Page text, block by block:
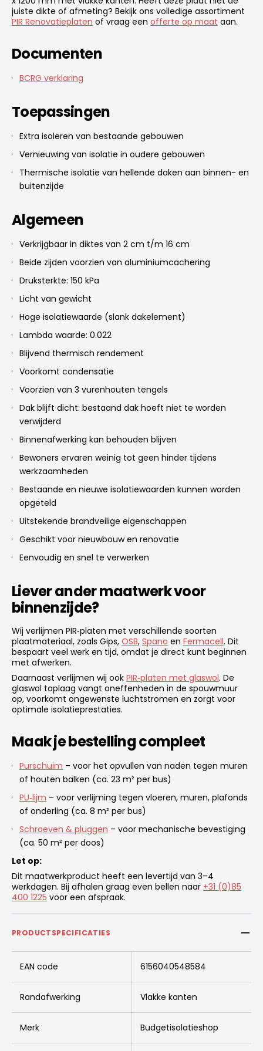
juiste dikte of afmeting? Bekijk ons volledige assortiment
PIR Renovatieplaten of vraag een offerte op maat aan.
Documenten
BCRG verklaring
Toepassingen
Extra isoleren van bestaande gebouwen
Vernieuwing van isolatie in oudere gebouwen
Thermische isolatie van hellende daken aan binnen- en
buitenzijde
Algemeen
Verkrijgbaar in diktes van 2 cm t/m 16 cm
Beide zijden voorzien van aluminiumcachering
Druksterkte: 150 kPa
Licht van gewicht
Hoge isolatiewaarde (slank dakelement)
Lambda waarde: 0.022
Blijvend thermisch rendement
Voorkomt condensatie
Voorzien van 3 vurenhouten tengels
Dak blijft dicht: bestaand dak hoeft niet te worden
verwijderd
Binnenafwerking kan behouden blijven
Bewoners ervaren weinig tot geen hinder tijdens
werkzaamheden
Bestaande en nieuwe isolatiewaarden kunnen worden
opgeteld
Uitstekende brandveilige eigenschappen
Geschikt voor nieuwbouw en renovatie
Eenvoudig en snel te verwerken
Liever ander maatwerk voor
binnenzijde?
Wij verlijmen PIR‑platen met verschillende soorten
plaatmateriaal, zoals Gips, OSB, Spano en Fermacell. Dit
bespaart veel werk en tijd, omdat je direct kunt beginnen
met afwerken.
Daarnaast verlijmen wij ook PIR‑platen met glaswol. De
glaswol toplaag vangt oneffenheden in de spouwmuur
op, voorkomt ongewenste luchtstromen en zorgt voor
optimale isolatieprestaties.
Maak je bestelling compleet
Purschuim – voor het opvullen van naden tegen muren
of houten balken (ca. 23 m² per bus)
PU‑lijm – voor verlijming tegen vloeren, muren, plafonds
of onderling (ca. 8 m² per bus)
Schroeven & pluggen – voor mechanische bevestiging
(ca. 50 m² per doos)
Let op:
Dit maatwerkproduct heeft een levertijd van 3–4
werkdagen. Bij afhalen graag even bellen naar +31 (0)85
400 1225 voor een afspraak.
PRODUCTSPECIFICATIES
EAN code 6156040548584
Randafwerking Vlakke kanten
Merk Budgetisolatieshop